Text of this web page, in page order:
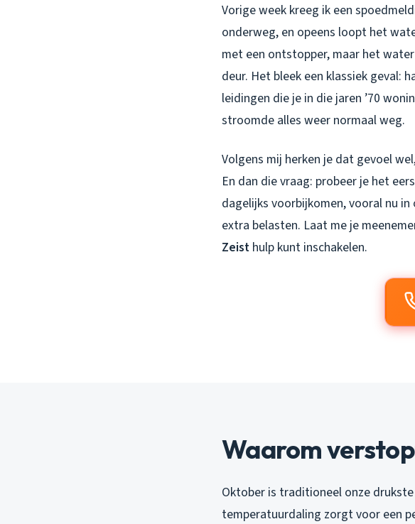
Vorige week kreeg ik een
onderweg, en opeens loopt het
met een ontstopper, maar het
deur. Het bleek een klassiek geval:
leidingen die je in die jaren ’70
stroomde alles weer normaal weg.
Volgens mij herken je dat gevoel
En dan die vraag: probeer je het
dagelijks voorbijkomen, vooral nu
extra belasten. Laat me je
Zeist hulp kunt inschakelen.
Waarom
Oktober is traditioneel onze
temperatuurdaling zorgt voor een